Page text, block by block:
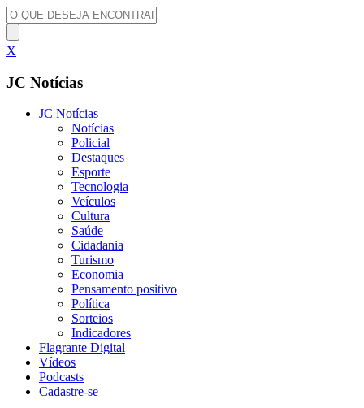
X
JC Notícias
JC Notícias
Notícias
Policial
Destaques
Esporte
Tecnologia
Veículos
Cultura
Saúde
Cidadania
Turismo
Economia
Pensamento positivo
Política
Sorteios
Indicadores
Flagrante Digital
Vídeos
Podcasts
Cadastre-se